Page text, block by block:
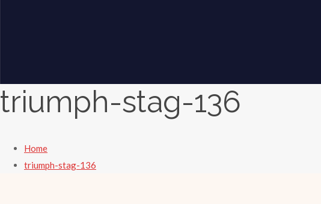
triumph-stag-136
Home
triumph-stag-136